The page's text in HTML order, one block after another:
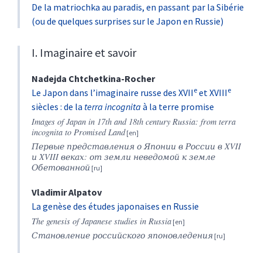
De la matriochka au paradis, en passant par la Sibérie
(ou de quelques surprises sur le Japon en Russie)
I. Imaginaire et savoir
Nadejda Chtchetkina-Rocher
Le Japon dans l’imaginaire russe des XVIIe et XVIIIe
siècles : de la terra incognita à la terre promise
Images of Japan in 17th and 18th century Russia: from terra
incognita to Promised Land
Первые представления о Японии в России в XVII
и XVIII веках: от земли неведомой к земле
Обетованной
VladimirAlpatov
La genèse des études japonaises en Russie
The genesis of Japanese studies in Russia
Становление российского японовледения